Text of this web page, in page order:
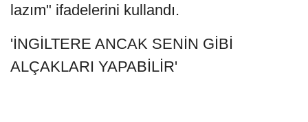
lazım" ifadelerini kullandı.
'İNGİLTERE ANCAK SENİN GİBİ
ALÇAKLARI YAPABİLİR'